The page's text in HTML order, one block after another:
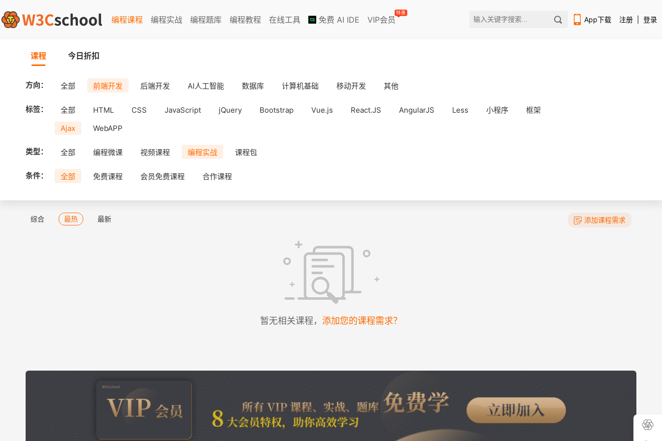
编程课程 编程实战 编程题库 编程教程 在线工具 免费 AI IDE VIP会员
特惠
App下载 注册 登录
课程 今日折扣
方向： 全部 前端开发 后端开发 AI人工智能 数据库 计算机基础 移动开发 其他
标签： 全部 HTML CSS JavaScript jQuery Bootstrap Vue.js React.JS AngularJS Less 小程序
框架
Ajax
WebAPP
类型： 全部 编程微课 视频课程 编程实战 课程包
条件： 全部 免费课程 会员免费课程 合作课程
综合 最热 最新 添加课程需求
暂无相关课程， 添加您的课程需求？